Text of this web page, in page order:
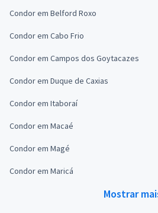
Condor em Belford Roxo
Condor em Cabo Frio
Condor em Campos dos Goytacazes
Condor em Duque de Caxias
Condor em Itaboraí
Condor em Macaé
Condor em Magé
Condor em Maricá
Mostrar